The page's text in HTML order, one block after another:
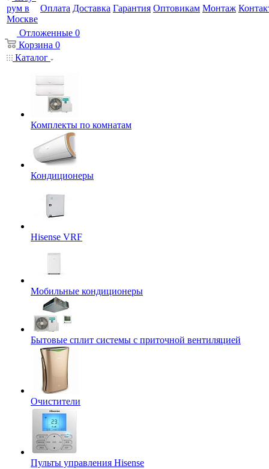
рум в
Москве
Оплата Доставка Гарантия Оптовикам Монтаж
Отложенные 0
Корзина 0
Каталог
Комплекты по комнатам
Кондиционеры
Hisense VRF
Мобильные кондиционеры
Бытовые сплит системы с приточной вентиляцией
Очистители
Пульты управления Hisense